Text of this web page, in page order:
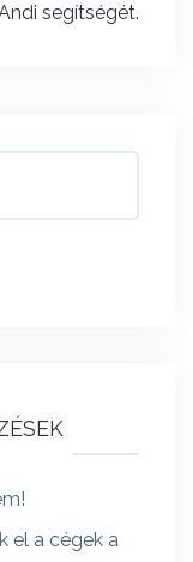
segítségét.
el a cégek a